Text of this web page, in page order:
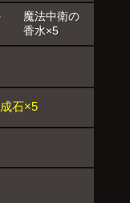
魔法中衛の
香水×5
石×5